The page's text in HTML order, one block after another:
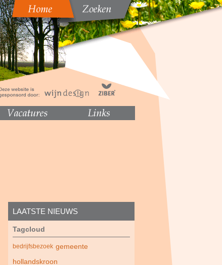
LAATSTE NIEUWS
Tagcloud
bedrijfsbezoek gemeente
hollandskroon